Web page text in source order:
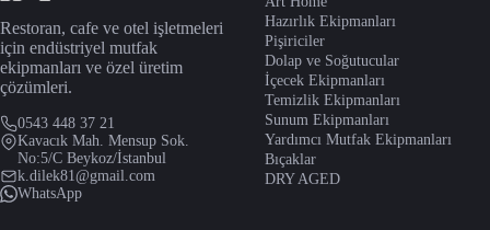
Restoran, cafe ve otel işletmeleri
için endüstriyel mutfak
ekipmanları ve özel üretim
çözümleri.
0543 448 37 21
Kavacık Mah. Mensup Sok.
No:5/C Beykoz/İstanbul
k.dilek81@gmail.com
WhatsApp
Hazırlık Ekipmanları
Pişiriciler
Dolap ve Soğutucular
İçecek Ekipmanları
Temizlik Ekipmanları
Sunum Ekipmanları
Yardımcı Mutfak Ekipmanları
Bıçaklar
DRY AGED